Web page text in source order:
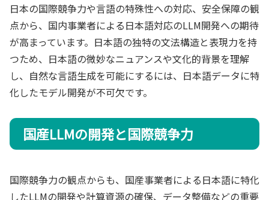
日本の国際競争力や言語の特殊性への対応、安全保障の観
点から、国内事業者による日本語対応のLLM開発への期待
が高まっています。日本語の独特の文法構造と表現力を持
つため、日本語の微妙なニュアンスや文化的背景を理解
し、自然な言語生成を可能にするには、日本語データに特
化したモデル開発が不可欠です。
国産LLMの開発と国際競争力
国際競争力の観点からも、国産事業者による日本語に特化
したLLMの開発や計算資源の確保、データ整備などの重要